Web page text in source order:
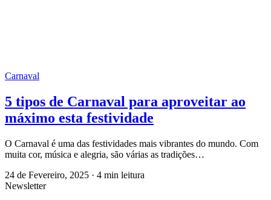
Carnaval
5 tipos de Carnaval para aproveitar ao
máximo esta festividade
O Carnaval é uma das festividades mais vibrantes do mundo. Com
muita cor, música e alegria, são várias as tradições…
24 de Fevereiro, 2025 · 4 min leitura
Newsletter